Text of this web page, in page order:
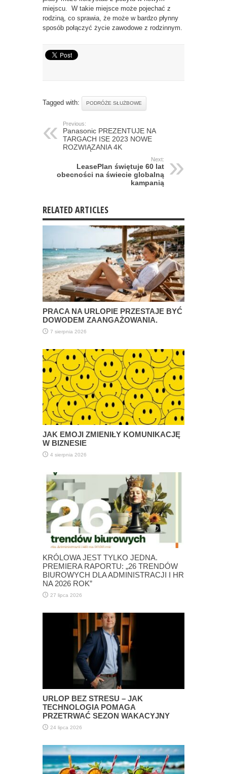
miejscu. W takie miejsce może pojechać z
rodziną, co sprawia, że może w bardzo płynny
sposób połączyć życie zawodowe z rodzinnym.
Tagged with: PODRÓŻE SŁUŻBOWE
Previous:
Panasonic PREZENTUJE NA
TARGACH ISE 2023 NOWE
ROZWIĄZANIA 4K
Next:
LeasePlan świętuje 60 lat
obecności na świecie globalną
kampanią
RELATED ARTICLES
PRACA NA URLOPIE PRZESTAJE BYĆ
DOWODEM ZAANGAŻOWANIA.
7 sierpnia 2026
JAK EMOJI ZMIENIŁY KOMUNIKACJĘ
W BIZNESIE
4 sierpnia 2026
KRÓLOWA JEST TYLKO JEDNA.
PREMIERA RAPORTU: „26 TRENDÓW
BIUROWYCH DLA ADMINISTRACJI I HR
NA 2026 ROK”
27 lipca 2026
URLOP BEZ STRESU – JAK
TECHNOLOGIA POMAGA
PRZETRWAĆ SEZON WAKACYJNY
24 lipca 2026